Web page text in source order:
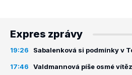
Expres zprávy
19:26 Sabalenková si podmínky v
17:46 Valdmannová píše osmé